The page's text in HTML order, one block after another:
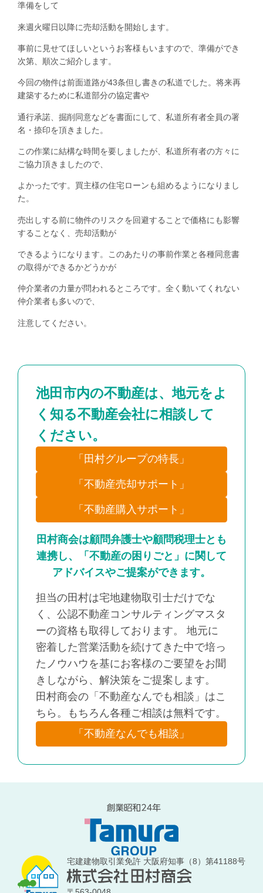
準備をして
来週火曜日以降に売却活動を開始します。
事前に見せてほしいというお客様もいますので、準備ができ
次第、順次ご紹介します。
今回の物件は前面道路が43条但し書きの私道でした。将来再
建築するために私道部分の協定書や
通行承諾、掘削同意などを書面にして、私道所有者全員の署
名・捺印を頂きました。
この作業に結構な時間を要しましたが、私道所有者の方々に
ご協力頂きましたので、
よかったです。買主様の住宅ローンも組めるようになりまし
た。
売出しする前に物件のリスクを回避することで価格にも影響
することなく、売却活動が
できるようになります。このあたりの事前作業と各種同意書
の取得ができるかどうかが
仲介業者の力量が問われるところです。全く動いてくれない
仲介業者も多いので、
注意してください。
池田市内の不動産は、地元をよ
く知る不動産会社に相談して
ください。
「田村グループの特長」
「不動産売却サポート」
「不動産購入サポート」
田村商会は顧問弁護士や顧問税理士とも
連携し、「不動産の困りごと」に関して
アドバイスやご提案ができます。
担当の田村は宅地建物取引士だけでな
く、公認不動産コンサルティングマスタ
ーの資格も取得しております。 地元に
密着した営業活動を続けてきた中で培っ
たノウハウを基にお客様のご要望をお聞
きしながら、解決策をご提案します。
田村商会の「不動産なんでも相談」はこ
ちら。もちろん各種ご相談は無料です。
「不動産なんでも相談」
宅建建物取引業免許 大阪府知事（8）第41188号